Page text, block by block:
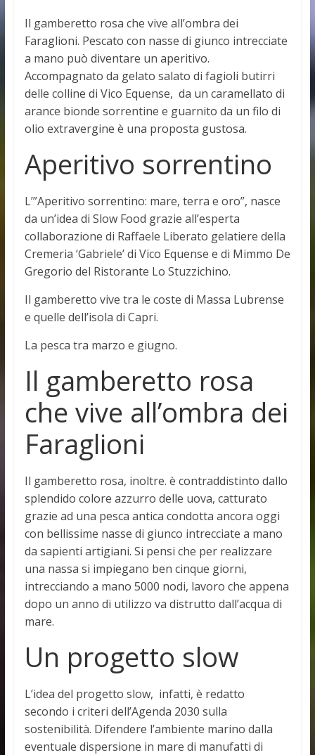
Il gamberetto rosa che vive all’ombra dei
Faraglioni. Pescato con nasse di giunco intrecciate
a mano può diventare un aperitivo.
Accompagnato da gelato salato di fagioli butirri
delle colline di Vico Equense, da un caramellato di
arance bionde sorrentine e guarnito da un filo di
olio extravergine è una proposta gustosa.
Aperitivo sorrentino
L’”Aperitivo sorrentino: mare, terra e oro”, nasce
da un’idea di Slow Food grazie all’esperta
collaborazione di Raffaele Liberato gelatiere della
Cremeria ‘Gabriele’ di Vico Equense e di Mimmo De
Gregorio del Ristorante Lo Stuzzichino.
Il gamberetto vive tra le coste di Massa Lubrense
e quelle dell’isola di Capri.
La pesca tra marzo e giugno.
Il gamberetto rosa
che vive all’ombra dei
Faraglioni
Il gamberetto rosa, inoltre. è contraddistinto dallo
splendido colore azzurro delle uova, catturato
grazie ad una pesca antica condotta ancora oggi
con bellissime nasse di giunco intrecciate a mano
da sapienti artigiani. Si pensi che per realizzare
una nassa si impiegano ben cinque giorni,
intrecciando a mano 5000 nodi, lavoro che appena
dopo un anno di utilizzo va distrutto dall’acqua di
mare.
Un progetto slow
L’idea del progetto slow, infatti, è redatto
secondo i criteri dell’Agenda 2030 sulla
sostenibilità. Difendere l’ambiente marino dalla
eventuale dispersione in mare di manufatti di